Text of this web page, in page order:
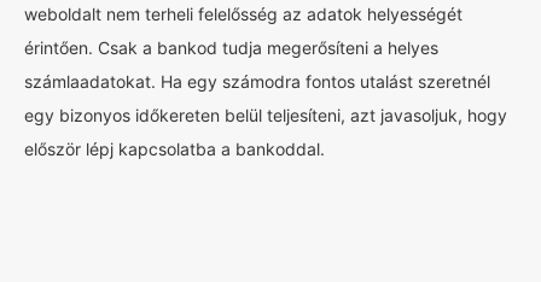
weboldalt nem terheli felelősség az adatok helyességét
érintően. Csak a bankod tudja megerősíteni a helyes
számlaadatokat. Ha egy számodra fontos utalást szeretnél
egy bizonyos időkereten belül teljesíteni, azt javasoljuk, hogy
először lépj kapcsolatba a bankoddal.